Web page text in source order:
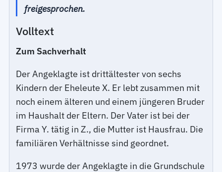
freigesprochen.
Volltext
Zum Sachverhalt
Der Angeklagte ist drittältester von sechs
Kindern der Eheleute X. Er lebt zusammen mit
noch einem älteren und einem jüngeren Bruder
im Haushalt der Eltern. Der Vater ist bei der
Firma Y. tätig in Z., die Mutter ist Hausfrau. Die
familiären Verhältnisse sind geordnet.
1973 wurde der Angeklagte in die Grundschule